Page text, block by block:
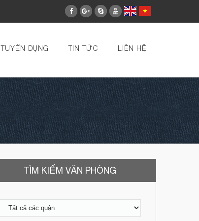
TUYỂN DỤNG TIN TỨC LIÊN HỆ
TÌM KIẾM VĂN PHÒNG